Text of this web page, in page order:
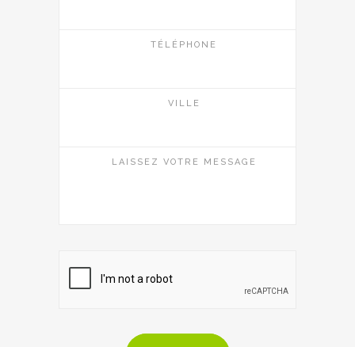
TÉLÉPHONE
VILLE
LAISSEZ VOTRE MESSAGE